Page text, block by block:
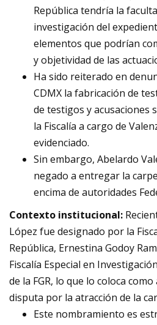
República tendría la
investigación del
elementos que podrían
y objetividad de las
Ha sido reiterado en
CDMX la fabricación de
de testigos y acusaciones
la Fiscalía a cargo de
evidenciado.
Sin embargo, Abelardo
negado a entregar la
encima de autoridades
Contexto institucional:
López fue designado por la
República, Ernestina Godoy
Fiscalía Especial en
de la FGR, lo que lo coloca
disputa por la atracción de la
Este nombramiento es